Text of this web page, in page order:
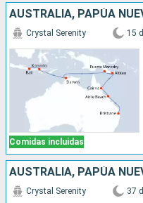
Comidas incluidas
Crystal Serenity 15 d
Crystal Serenity 37 d